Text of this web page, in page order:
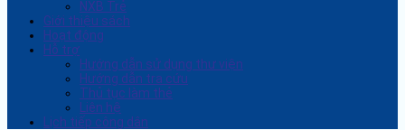
NXB Trẻ
Giới thiệu sách
Hoạt động
Hỗ trợ
Hướng dẫn sử dụng thư viện
Hướng dẫn tra cứu
Thủ tục làm thẻ
Liên hệ
Lịch tiếp công dân